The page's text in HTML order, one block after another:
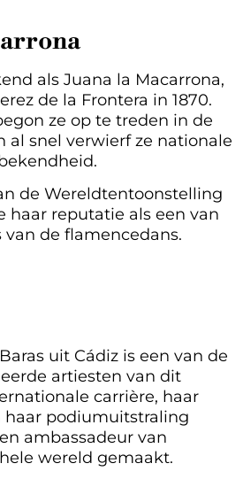
als Juana la Macarrona,
de la Frontera in 1870.
ze op te treden in de
al snel verwierf ze nationale
de Wereldtentoonstelling
haar reputatie als een van
de flamencedans.
uit Cádiz is een van de
artiesten van dit
carrière, haar
haar podiumuitstraling
ambassadeur van
wereld gemaakt.